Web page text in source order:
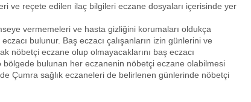
ve reçete edilen ilaç bilgileri eczane dosyaları içerisinde yer
vermemeleri ve hasta gizliğini korumaları oldukça
bulunur. Baş eczacı çalışanların izin günlerini ve
nöbetçi eczane olup olmayacaklarını baş eczacı
bulunan her eczanenin nöbetçi eczane olabilmesi
Çumra sağlık eczaneleri de belirlenen günlerinde nöbetçi